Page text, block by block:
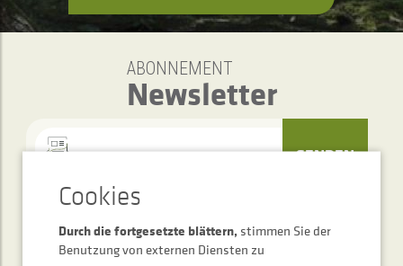
ABONNEMENT
Newsletter
SENDEN
Durch die fortgesetzte blättern, stimmen Sie der
Benutzung von externen Diensten zu